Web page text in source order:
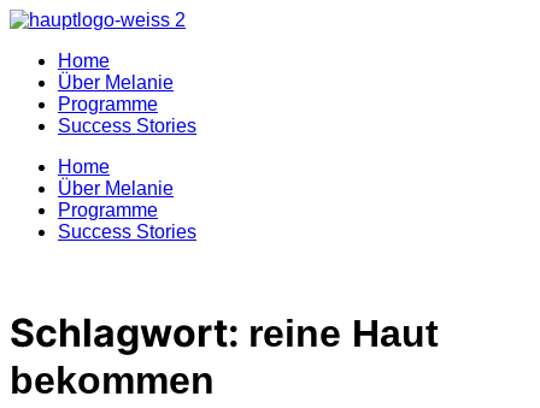
Zum
springenHome
Über Melanie
Programme
Success Stories
Home
Über Melanie
Programme
Success Stories
Schlagwort: reine Haut
bekommen